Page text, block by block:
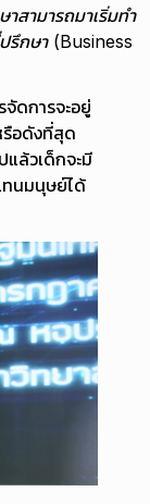
ามารถมาเริ่มทำ
รึกษา (Business
ดการจะอยู่
รือดังที่สุด
แล้วเด็กจะมี
ทนมนุษย์ได้